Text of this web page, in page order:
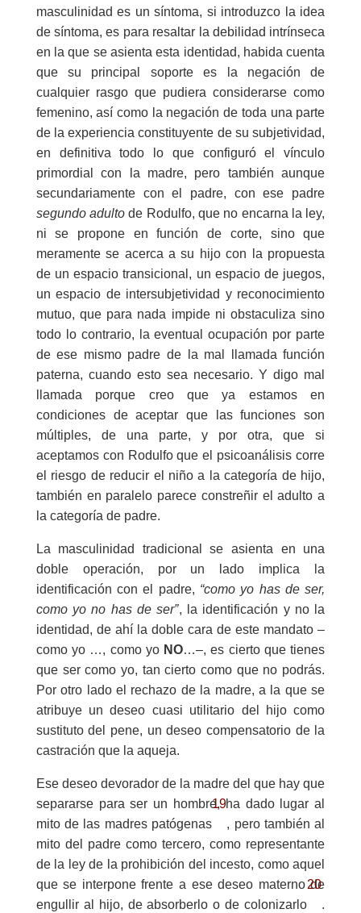
masculinidad es un síntoma, si introduzco la idea
de síntoma, es para resaltar la debilidad intrínseca
en la que se asienta esta identidad, habida cuenta
que su principal soporte es la negación de
cualquier rasgo que pudiera considerarse como
femenino, así como la negación de toda una parte
de la experiencia constituyente de su subjetividad,
en definitiva todo lo que configuró el vínculo
primordial con la madre, pero también aunque
secundariamente con el padre, con ese padre
segundo adultode Rodulfo, que no encarna la ley,
ni se propone en función de corte, sino que
meramente se acerca a su hijo con la propuesta
de un espacio transicional, un espacio de juegos,
un espacio de intersubjetividad y reconocimiento
mutuo, que para nada impide ni obstaculiza sino
todo lo contrario, la eventual ocupación por parte
de ese mismo padre de la mal llamada función
paterna, cuando esto sea necesario. Y digo mal
llamada porque creo que ya estamos en
condiciones de aceptar que las funciones son
múltiples, de una parte, y por otra, que si
aceptamos con Rodulfo que el psicoanálisis corre
el riesgo de reducir el niño a la categoría de hijo,
también en paralelo parece constreñir el adulto a
la categoría de padre.
La masculinidad tradicional se asienta en una
doble operación, por un lado implica la
identificación con el padre, “como yo has de ser,
como yo no has de ser”, la identificación y no la
identidad, de ahí la doble cara de este mandato –
como yo …, como yo NO…–, es cierto que tienes
que ser como yo, tan cierto como que no podrás.
Por otro lado el rechazo de la madre, a la que se
atribuye un deseo cuasi utilitario del hijo como
sustituto del pene, un deseo compensatorio de la
castración que la aqueja.
Ese deseo devorador de la madre del que hay que
separarse para ser un hombre, ha dado lugar al
mito de las madres patógenas
19
, pero también al
mito del padre como tercero, como representante
de la ley de la prohibición del incesto, como aquel
que se interpone frente a ese deseo materno de
engullir al hijo, de absorberlo o de colonizarlo
20
.